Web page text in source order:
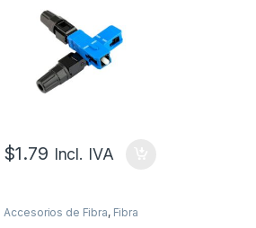
AZUL
$1.79 Incl. IVA
Accesorios de Fibra, Fibra